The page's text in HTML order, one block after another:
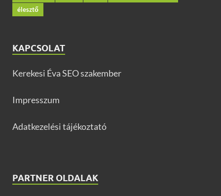
élesztő
KAPCSOLAT
Kerekesi Éva SEO szakember
Impresszum
Adatkezelési tájékoztató
PARTNER OLDALAK